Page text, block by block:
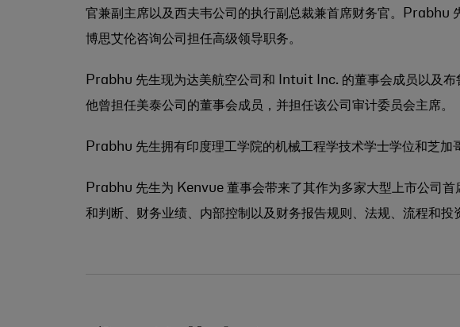
官兼副主席以及西夫韦公司的执行副总裁兼首席财务官。Prabhu
博思艾伦咨询公司担任高级领导职务。
Prabhu 先生现为达美航空公司和 Intuit Inc. 的董事会成员以及
他曾担任美泰公司的董事会成员，并担任该公司审计委员会主席。
Prabhu 先生拥有印度理工学院的机械工程学技术学士学位和芝加
Prabhu 先生为 Kenvue 董事会带来了其作为多家大型上市公司首
和判断、财务业绩、内部控制以及财务报告规则、法规、流程和投